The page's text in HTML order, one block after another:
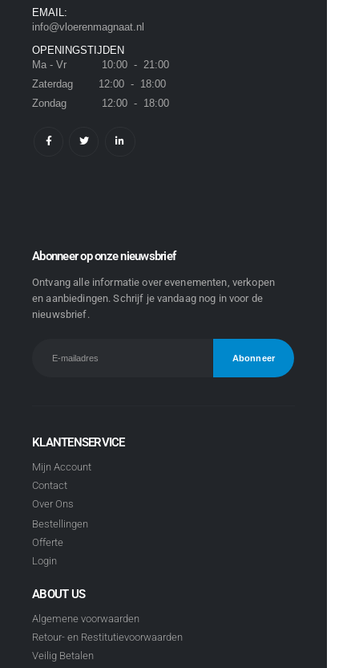
EMAIL:
info@vloerenmagnaat.nl
OPENINGSTIJDEN
Ma - Vr 10:00 - 21:00
Zaterdag 12:00 - 18:00
Zondag 12:00 - 18:00
Abonneer op onze nieuwsbrief
Ontvang alle informatie over evenementen, verkopen
en aanbiedingen. Schrijf je vandaag nog in voor de
nieuwsbrief.
KLANTENSERVICE
Mijn Account
Contact
Over Ons
Bestellingen
Offerte
Login
ABOUT US
Algemene voorwaarden
Retour- en Restitutievoorwaarden
Veilig Betalen